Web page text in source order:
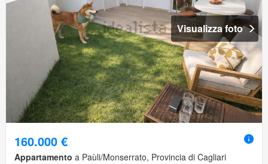
Visualizza foto
160.000 €
Appartamento a Paùli/Monserrato, Provincia di Cagliari